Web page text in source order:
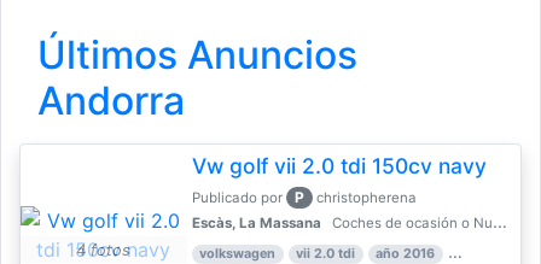
Últimos Anuncios
Andorra
4 fotos
Vw golf vii 2.0 tdi 150cv navy
Publicado por P
christopherena
Escàs, La Massana
Coches de ocasión o Nuevo
volkswagen vii 2.0 tdi año 2016 80.000 km